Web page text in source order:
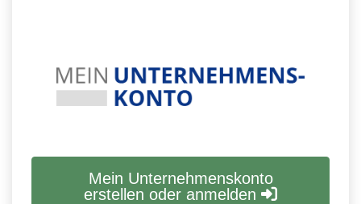
Mein Unternehmenskonto
erstellen oder anmelden